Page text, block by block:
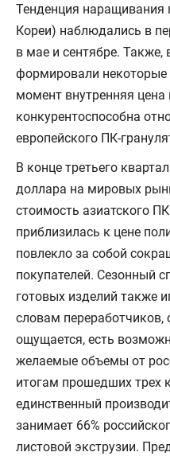
Тенденция наращивания
Кореи) наблюдались в
в мае и сентябре.
формировали некоторые
момент внутренняя
конкурентоспособна
европейского ПК-
В конце третьего
доллара на мировых
стоимость азиатского
приблизилась к цене
повлекло за собой
покупателей. Сезонный
готовых изделий также
словам переработчиков,
ощущается, есть
желаемые объемы от
итогам прошедших трех
единственный
занимает 66%
листовой экструзии.